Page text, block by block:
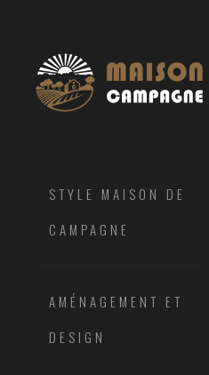
STYLE MAISON DE
CAMPAGNE
AMÉNAGEMENT ET
DESIGN